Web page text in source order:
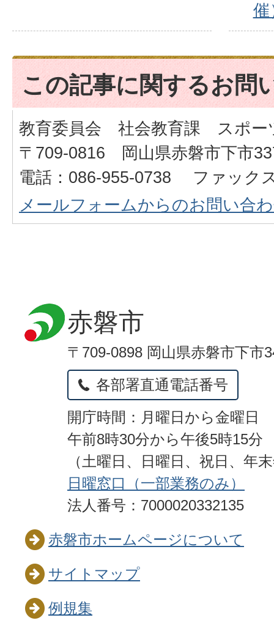
催
この記事に関するお問
教育委員会 社会教育課 スポー
〒709-0816 岡山県赤磐市下市
電話：086-955-0738 ファック
メールフォームからのお問い合
赤磐市
〒709-0898 岡山県赤磐市下市
各部署直通電話番号
開庁時間：月曜日から金曜日
午前8時30分から午後5時15分
（土曜日、日曜日、祝日、年
日曜窓口（一部業務のみ）
法人番号：7000020332135
赤磐市ホームページについて
サイトマップ
例規集